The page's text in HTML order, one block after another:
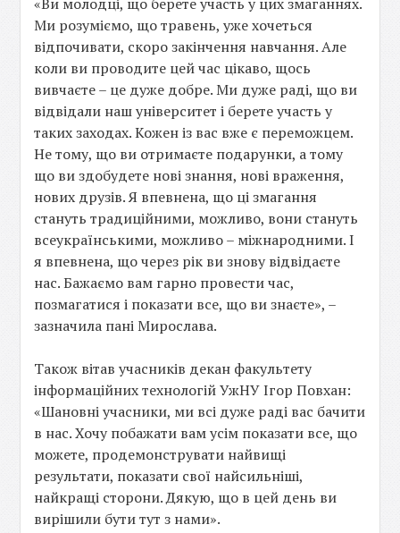
Ми розуміємо, що травень, уже хочеться
відпочивати, скоро закінчення навчання. Але
коли ви проводите цей час цікаво, щось
вивчаєте – це дуже добре. Ми дуже раді, що ви
відвідали наш університет і берете участь у
таких заходах. Кожен із вас вже є переможцем.
Не тому, що ви отримаєте подарунки, а тому
що ви здобудете нові знання, нові враження,
нових друзів. Я впевнена, що ці змагання
стануть традиційними, можливо, вони стануть
всеукраїнськими, можливо – міжнародними. І
я впевнена, що через рік ви знову відвідаєте
нас. Бажаємо вам гарно провести час,
позмагатися і показати все, що ви знаєте», –
зазначила пані Мирослава.
Також вітав учасників декан факультету
інформаційних технологій УжНУ Ігор Повхан:
«Шановні учасники, ми всі дуже раді вас бачити
в нас. Хочу побажати вам усім показати все, що
можете, продемонструвати найвищі
результати, показати свої найсильніші,
найкращі сторони. Дякую, що в цей день ви
вирішили бути тут з нами».